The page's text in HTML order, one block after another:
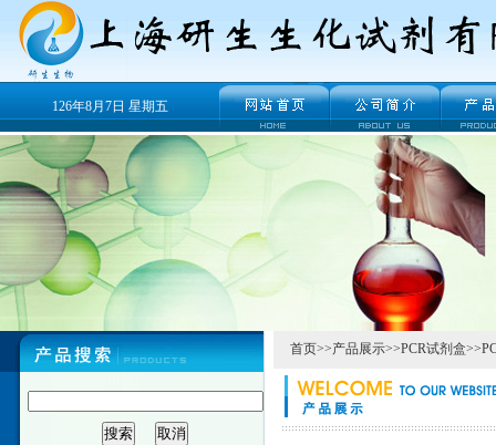
126年8月7日 星期五
首页>>产品展示>>PCR试剂盒>>